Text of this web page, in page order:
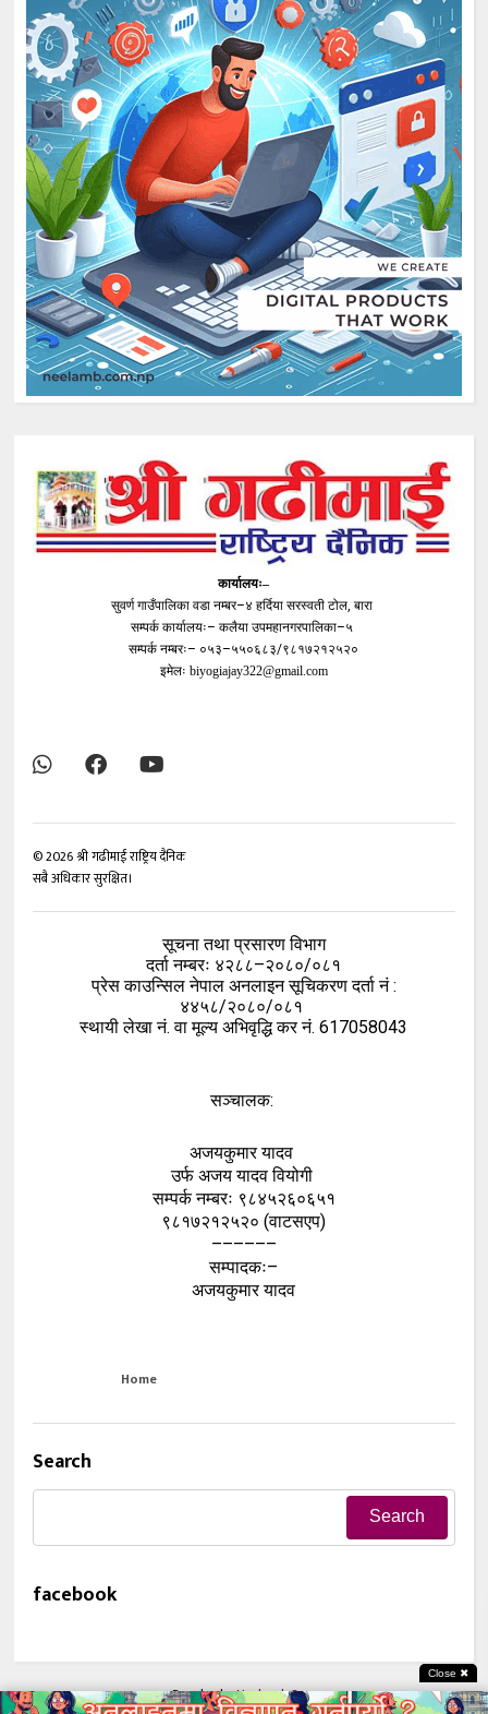
कार्यालयः–
सुवर्ण गाउँपालिका वडा नम्बर–४ हर्दिया सरस्वती टोल, बारा
सम्पर्क कार्यालयः– कलैया उपमहानगरपालिका–५
सम्पर्क नम्बरः– ०५३–५५०६८३/९८१७२१२५२०
इमेलः biyogiajay322@gmail.com
©2026श्री गढीमाई राष्ट्रिय दैनिक
सबै अधिकार सुरक्षित।
सूचना तथा प्रसारण विभाग
दर्ता नम्बरः ४२८८–२०८०/०८१
प्रेस काउन्सिल नेपाल अनलाइन सूचिकरण दर्ता नं :
४४५८/२०८०/०८१
स्थायी लेखा नं. वा मूल्य अभिवृद्धि कर नं. 617058043
सञ्चालक:
अजयकुमार यादव
उर्फ अजय यादव वियोगी
सम्पर्क नम्बरः ९८४५२६०६५१
९८१७२१२५२० (वाटसएप)
––––––
सम्पादकः–
अजयकुमार यादव
Home
Search
facebook
Develop byNeelamb.Com
Close ✖